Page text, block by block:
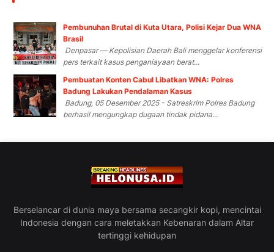
Pembunuhan Brutal di Kuta Utara, Polisi Kejar Dua WNA
Brasil
Denpasar — Kepolisian Daerah Bali menggelar konferensi
pers terkait kasus penganiayaan berat...
Pembuatan Konten Cabul Libatkan WNA: Polres
Badung Lakukan Pendalaman Kasus
Badung, 05 Desember 2025 - Satreskrim Polres Badung
berhasil mengungkap dugaan tindak pidana...
Berselancar di dunia maya bersama secangkir kopi, mencintai
Indonesia dengan cara meletakkan Kebenaran dalam Altar
tertinggi kehidupan